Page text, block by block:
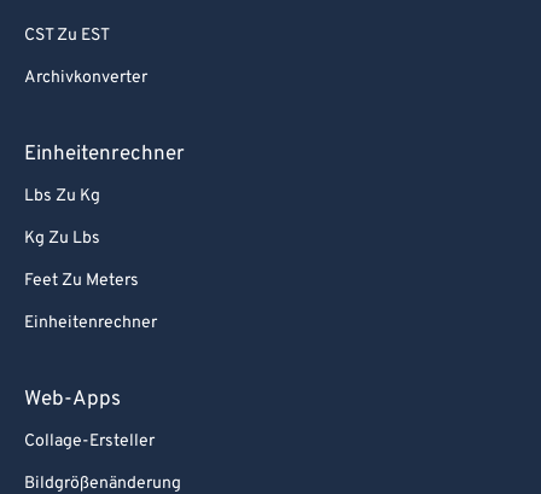
CST Zu EST
Archivkonverter
Einheitenrechner
Lbs Zu Kg
Kg Zu Lbs
Feet Zu Meters
Einheitenrechner
Web-Apps
Collage-Ersteller
Bildgrößenänderung